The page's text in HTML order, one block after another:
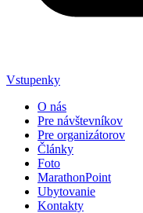
Vstupenky
O nás
Pre návštevníkov
Pre organizátorov
Články
Foto
MarathonPoint
Ubytovanie
Kontakty